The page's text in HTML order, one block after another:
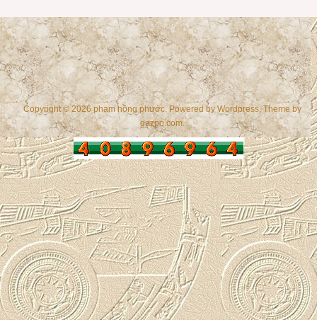
Copyright © 2026 phạm hồng phước. Powered byWordpress, Theme by
gazpo.com.